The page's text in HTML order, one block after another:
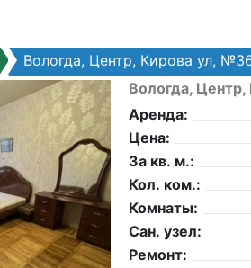
Вологда, Центр, Кирова ул,
Вологда,
Аренда:
Цена:
За кв. м.:
Кол. ком.:
Комнаты:
Сан. узел:
Ремонт: